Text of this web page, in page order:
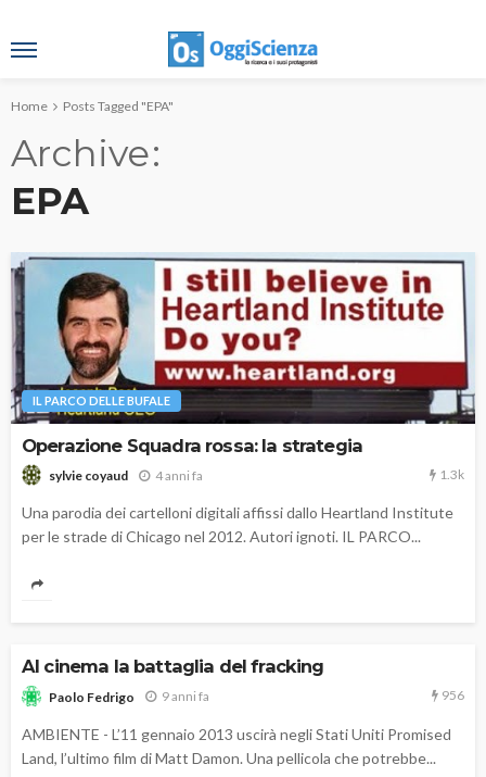
Home Posts Tagged "EPA"
Archive
EPA
IL PARCO DELLE BUFALE
Operazione Squadra rossa: la strategia
sylvie coyaud 4 anni fa 1.3k
Una parodia dei cartelloni digitali affissi dallo Heartland Institute
per le strade di Chicago nel 2012. Autori ignoti. IL PARCO...
Al cinema la battaglia del fracking
Paolo Fedrigo 9 anni fa 956
AMBIENTE - L’11 gennaio 2013 uscirà negli Stati Uniti Promised
Land, l’ultimo film di Matt Damon. Una pellicola che potrebbe...